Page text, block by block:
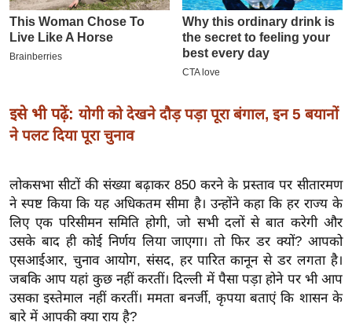
ल
बे
ल
श
य
त
यं
ग
इं
डि
या
इसे भी पढ़ें: योगी को देखने दौड़ पड़ा पूरा बंगाल, इन 5 बयानों
ने पलट दिया पूरा चुनाव
लोकसभा सीटों की संख्या बढ़ाकर 850 करने के प्रस्ताव पर सीतारमण
ने स्पष्ट किया कि यह अधिकतम सीमा है। उन्होंने कहा कि हर राज्य के
लिए एक परिसीमन समिति होगी, जो सभी दलों से बात करेगी और
उसके बाद ही कोई निर्णय लिया जाएगा। तो फिर डर क्यों? आपको
एसआईआर, चुनाव आयोग, संसद, हर पारित कानून से डर लगता है।
जबकि आप यहां कुछ नहीं करतीं। दिल्ली में पैसा पड़ा होने पर भी आप
उसका इस्तेमाल नहीं करतीं। ममता बनर्जी, कृपया बताएं कि शासन के
बारे में आपकी क्या राय है?